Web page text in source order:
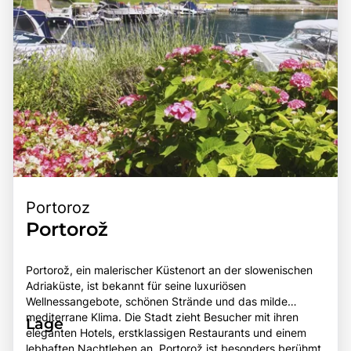
Portoroz
Portorož
Portorož, ein malerischer Küstenort an der slowenischen
Adriaküste, ist bekannt für seine luxuriösen
Wellnessangebote, schönen Strände und das milde
mediterrane Klima. Die Stadt zieht Besucher mit ihren
eleganten Hotels, erstklassigen Restaurants und einem
lebhaften Nachtleben an. Portorož ist besonders berühmt
Lage